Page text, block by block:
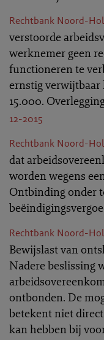
Rechtbank Noord-
verstoorde
werknemer geen
functioneren te
ernstig verwijtbaar
15.000.
12-2015
Rechtbank Noord-
dat
worden wegens
Ontbinding onder
Rechtbank Noord-
Bewijslast van
Nadere beslissing
ontbonden. De
betekent niet
kan hebben bij